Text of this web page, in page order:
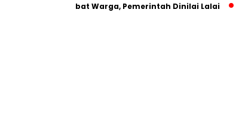
Detukeli Hambat Warga, Pemerintah Dinilai Lalai